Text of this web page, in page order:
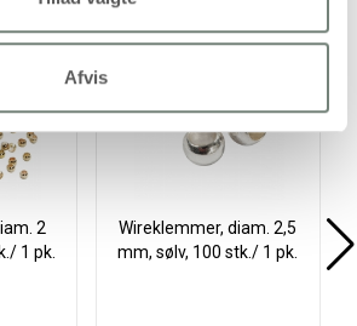
Afvis
2
1 pk.
Wireklemmer, diam. 2,5
mm, sølv, 100 stk./ 1 pk.